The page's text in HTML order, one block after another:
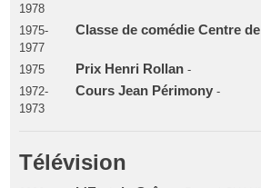
1978
1975-
1977
Classe de comédie Centre
1975 Prix Henri Rollan-
1972-
1973
Cours Jean Périmony-
Télévision